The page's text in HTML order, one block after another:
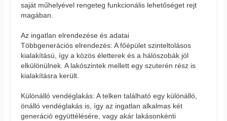
saját műhelyével rengeteg funkcionális lehetőséget rejt
magában.
Az ingatlan elrendezése és adatai
Többgenerációs elrendezés: A főépület szinteltolásos
kialakítású, így a közös életterek és a hálószobák jól
elkülönülnek. A lakószintek mellett egy szuterén rész is
kialakításra került.
Különálló vendéglakás: A telken található egy különálló,
önálló vendéglakás is, így az ingatlan alkalmas két
generáció együttélésére, vagy akár lakásonkénti